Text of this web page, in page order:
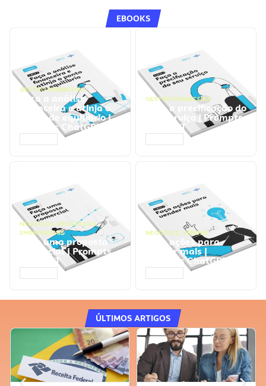
EBOOKS
GESTÃO FINANCEIRA
Faça a análise
financeira e atinja o
ponto de equilíbrio |
Prompts ChatGPT
GESTÃO FINANCEIRA
Faça a precificação do
seu serviço | Prompts
ChatGPT
NEGÓCIOS, PROCESSOS
EMPRESARIAIS
Faça uma proposta
comercial | Prompts
ChatGPT
NEGÓCIOS, VENDAS
Faça ações para
vender mais |
Prompts ChatGPT
ÚLTIMOS ARTIGOS